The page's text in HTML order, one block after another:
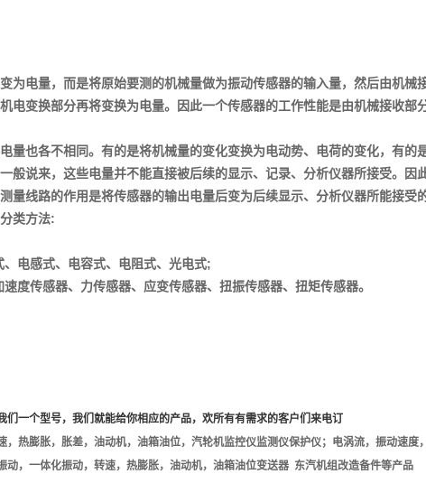
为电量，而是将原始要测的机械量做为振动传感器的输入量，然后由机械
电变换部分再将变换为电量。因此一个传感器的工作性能是由机械接收部
量也各不相同。有的是将机械量的变化变换为电动势、电荷的变化，有的
般说来，这些电量并不能直接被后续的显示、记录、分析仪器所接受。因
量线路的作用是将传感器的输出电量后变为后续显示、分析仪器所能接受
类方法:
电感式、电容式、电阻式、光电式;
度传感器、力传感器、应变传感器、扭振传感器、扭矩传感器。
一个型号，我们就能给你相应的产品，欢所有有需求的客户们来电订
热膨胀，胀差，油动机，油箱油位，汽轮机监控仪监测仪保护仪；电涡流，振动速度
动，一体化振动，转速，热膨胀，油动机，油箱油位变送器 东汽机组改造备件等产品